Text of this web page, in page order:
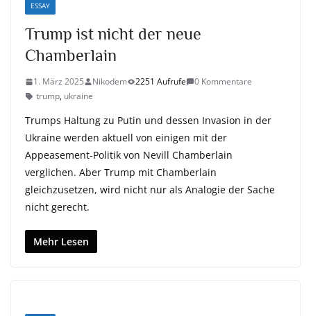
ESSAY
Trump ist nicht der neue
Chamberlain
1. März 2025 Nikodem 2251 Aufrufe
0 Kommentare
trump, ukraine
Trumps Haltung zu Putin und dessen Invasion in der
Ukraine werden aktuell von einigen mit der
Appeasement-Politik von Nevill Chamberlain
verglichen. Aber Trump mit Chamberlain
gleichzusetzen, wird nicht nur als Analogie der Sache
nicht gerecht.
Mehr Lesen